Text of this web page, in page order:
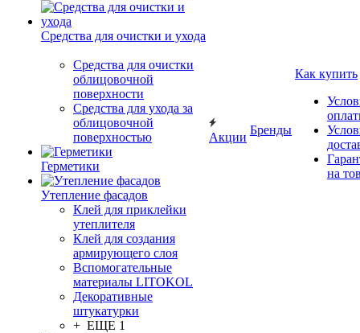
Средства для очистки и ухода
Средства для очистки
облицовочной
поверхности
Средства для ухода за
облицовочной
поверхностью
Герметики
Утепление фасадов
Клей для приклейки
утеплителя
Клей для создания
армирующего слоя
Вспомогательные
материалы LITOKOL
Декоративные
штукатурки
+ ЕЩЕ 1
Акции
Бренды
Как купить
на